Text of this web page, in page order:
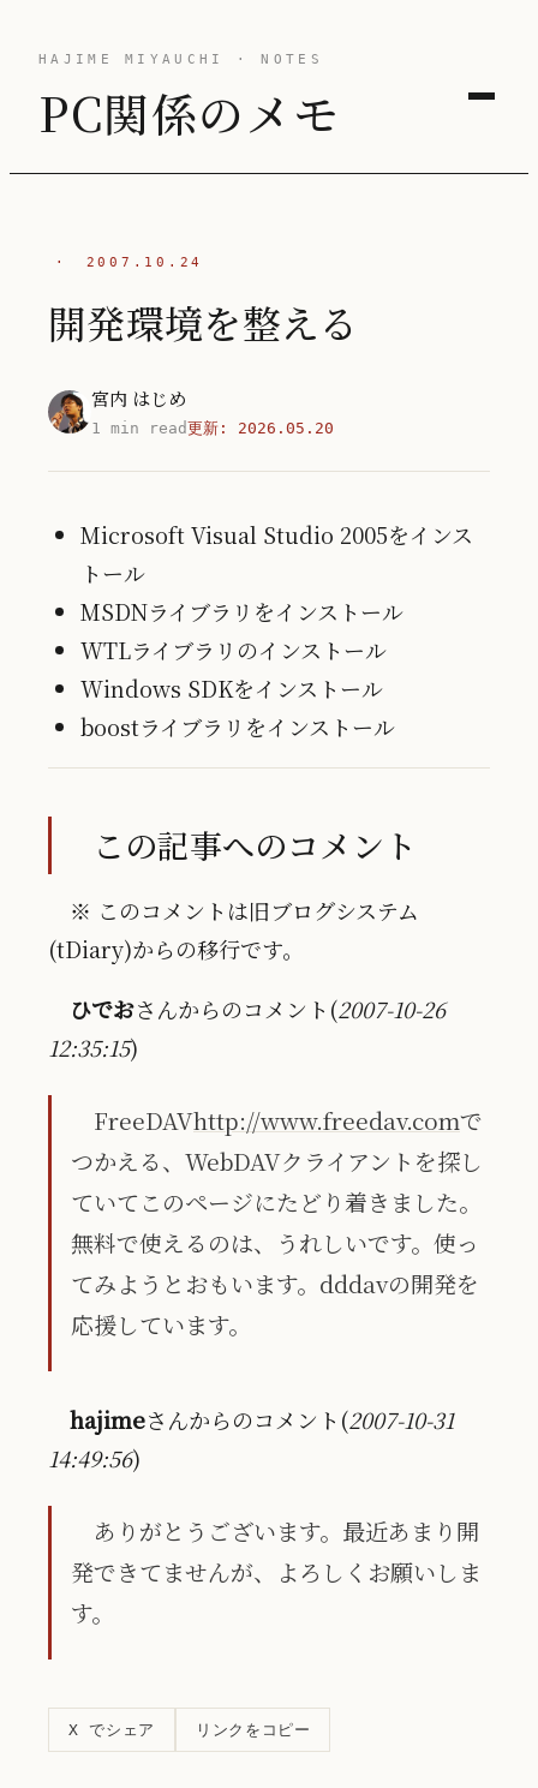
HAJIME MIYAUCHI · NOTES
PC関係のメモ
· 2007.10.24
開発環境を整える
宮内 はじめ
1 min read更新: 2026.05.20
Microsoft Visual Studio 2005をインス
トール
MSDNライブラリをインストール
WTLライブラリのインストール
Windows SDKをインストール
boostライブラリをインストール
この記事へのコメント
※ このコメントは旧ブログシステム
(tDiary)からの移行です。
ひでおさんからのコメント(2007-10-26
12:35:15)
FreeDAVhttp://www.freedav.comで
つかえる、WebDAVクライアントを探し
ていてこのページにたどり着きました。
無料で使えるのは、うれしいです。使っ
てみようとおもいます。dddavの開発を
応援しています。
hajimeさんからのコメント(2007-10-31
14:49:56)
ありがとうございます。最近あまり開
発できてませんが、よろしくお願いしま
す。
X でシェア リンクをコピー